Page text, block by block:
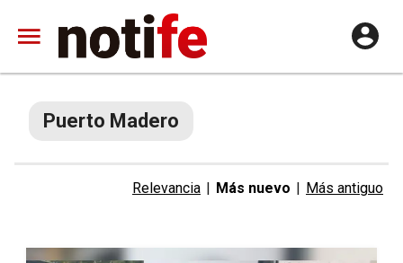
Puerto Madero
Relevancia | Más nuevo | Más antiguo